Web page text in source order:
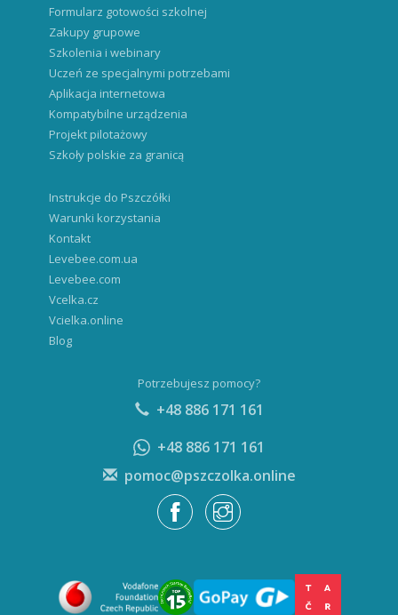
Formularz gotowości szkolnej
Zakupy grupowe
Szkolenia i webinary
Uczeń ze specjalnymi potrzebami
Aplikacja internetowa
Kompatybilne urządzenia
Projekt pilotażowy
Szkoły polskie za granicą
Instrukcje do Pszczółki
Warunki korzystania
Kontakt
Levebee.com.ua
Levebee.com
Vcelka.cz
Vcielka.online
Blog
Potrzebujesz pomocy?
+48 886 171 161
+48 886 171 161
pomoc@pszczolka.online